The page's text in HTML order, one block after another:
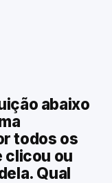
abaixo
todos os
clicou ou
Qual